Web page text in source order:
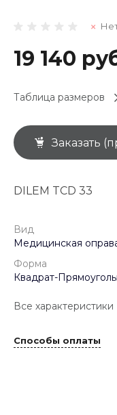
19 140
Таблица размеров
Заказать
DILEM TCD 33
Вид
Медицинская
Форма
Квадрат-
Все характеристики
Способы оплаты